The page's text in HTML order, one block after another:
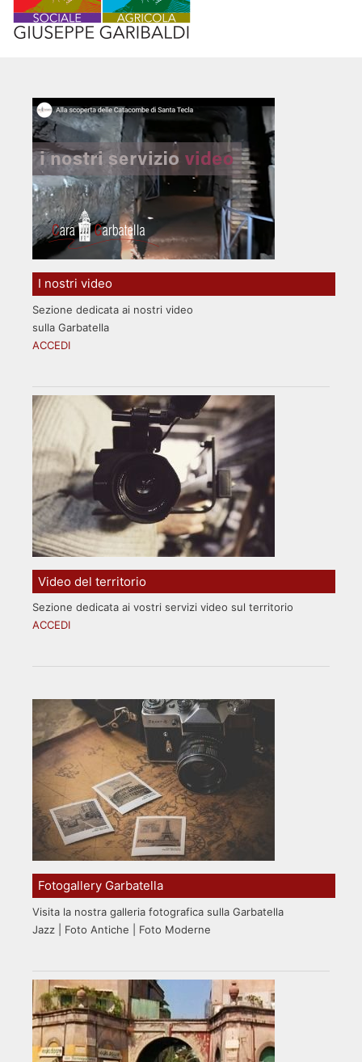
I nostri video
Sezione dedicata ai nostri video
sulla Garbatella
ACCEDI
Video del territorio
Sezione dedicata ai vostri servizi video sul territorio
ACCEDI
Fotogallery Garbatella
Visita la nostra galleria fotografica sulla Garbatella
Jazz | Foto Antiche | Foto Moderne